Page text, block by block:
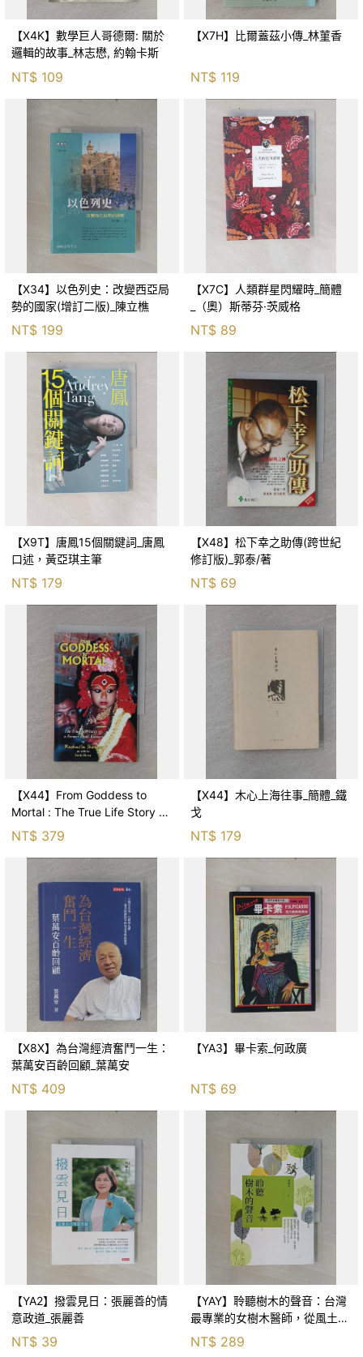
【X4K】數學巨人哥德爾: 關於
邏輯的故事_林志懋, 約翰卡斯
NT$ 109
【X7H】比爾蓋茲小傳_林菫香
NT$ 119
【X34】以色列史：改變西亞局
勢的國家(增訂二版)_陳立樵
NT$ 199
【X7C】人類群星閃耀時_簡體
_（奧）斯蒂芬·茨威格
NT$ 89
【X9T】唐鳳15個關鍵詞_唐鳳
口述，黃亞琪主筆
NT$ 179
【X48】松下幸之助傳(跨世紀
修訂版)_郭泰/著
NT$ 69
【X44】From Goddess to
Mortal : The True Life Story of
Kumari_Shakya, R
NT$ 379
【X44】木心上海往事_簡體_鐵
戈
NT$ 179
【X8X】為台灣經濟奮鬥一生：
葉萬安百齡回顧_葉萬安
NT$ 409
【YA3】畢卡索_何政廣
NT$ 69
【YA2】撥雲見日：張麗善的情
意政道_張麗善
NT$ 39
【YAY】聆聽樹木的聲音：台灣
最專業的女樹木醫師，從風土歷
史、景觀安排…_詹鳳春
NT$ 289